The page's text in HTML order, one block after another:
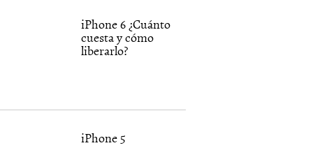
iPhone 6 ¿Cuánto
cuesta y cómo
liberarlo?
iPhone 5